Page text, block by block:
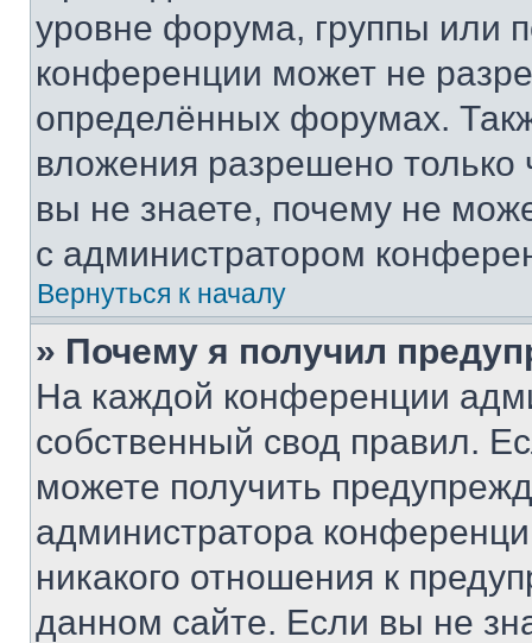
уровне форума, группы или
конференции может не
определённых форумах.
вложения разрешено
вы не знаете, почему не
с администратором
Вернуться к началу
» Почему я получил
На каждой конференции
собственный свод правил.
можете получить
администратора
никакого отношения к
данном сайте. Если вы не